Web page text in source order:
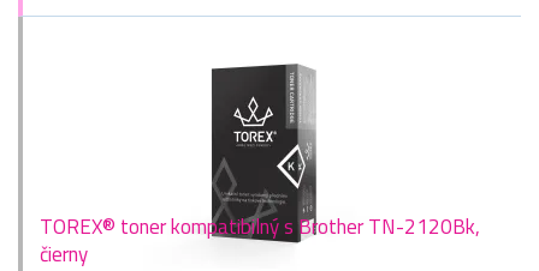
TOREX® toner kompatibilný s Brother TN-2120Bk,
čierny